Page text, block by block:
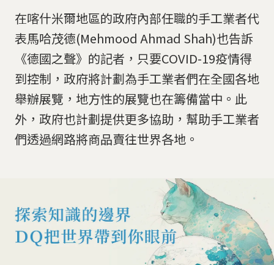
在喀什米爾地區的政府內部任職的手工業者代
表馬哈茂德(Mehmood Ahmad Shah)也告訴
《德國之聲》的記者，只要COVID-19疫情得
到控制，政府將計劃為手工業者們在全國各地
舉辦展覽，地方性的展覽也在籌備當中。此
外，政府也計劃提供更多協助，幫助手工業者
們透過網路將商品賣往世界各地。